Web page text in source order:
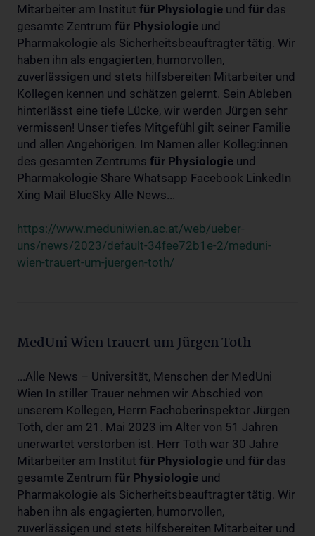
Mitarbeiter am Institut für Physiologie und für das
gesamte Zentrum für Physiologie und
Pharmakologie als Sicherheitsbeauftragter tätig. Wir
haben ihn als engagierten, humorvollen,
zuverlässigen und stets hilfsbereiten Mitarbeiter und
Kollegen kennen und schätzen gelernt. Sein Ableben
hinterlässt eine tiefe Lücke, wir werden Jürgen sehr
vermissen! Unser tiefes Mitgefühl gilt seiner Familie
und allen Angehörigen. Im Namen aller Kolleg:innen
des gesamten Zentrums für Physiologie und
Pharmakologie Share Whatsapp Facebook LinkedIn
Xing Mail BlueSky Alle News...
https://www.meduniwien.ac.at/web/ueber-
uns/news/2023/default-34fee72b1e-2/meduni-
wien-trauert-um-juergen-toth/
MedUni Wien trauert um Jürgen Toth
...Alle News – Universität, Menschen der MedUni
Wien In stiller Trauer nehmen wir Abschied von
unserem Kollegen, Herrn Fachoberinspektor Jürgen
Toth, der am 21. Mai 2023 im Alter von 51 Jahren
unerwartet verstorben ist. Herr Toth war 30 Jahre
Mitarbeiter am Institut für Physiologie und für das
gesamte Zentrum für Physiologie und
Pharmakologie als Sicherheitsbeauftragter tätig. Wir
haben ihn als engagierten, humorvollen,
zuverlässigen und stets hilfsbereiten Mitarbeiter und